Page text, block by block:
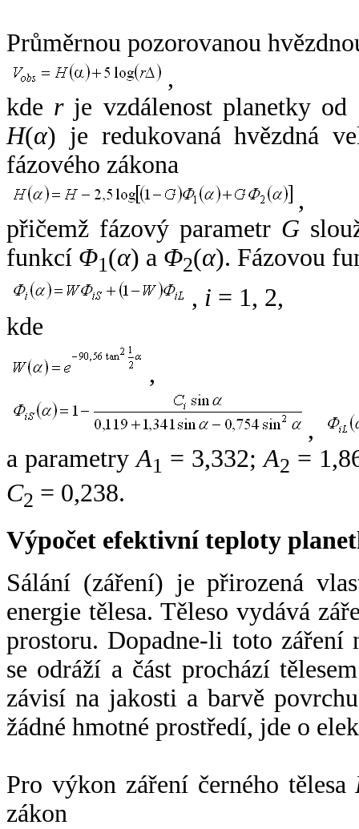
Průměrnou pozorovanou
,
kde rje vzdálenost planetky od
H(α) je redukovaná hvězdná
fázového zákona
,
přičemž fázový parametr G
funkcí Φ1(α) a Φ2(α). Fázovou
, i = 1, 2,
kde
,
,
a parametryA1 = 3,332;A2 =
C2 = 0,238.
Výpočet efektivní teploty
Sálání (záření) je přirozená
energie tělesa. Těleso vydává
prostoru. Dopadne-li toto záření
se odráží a část prochází
závisí na jakosti a barvě
žádné hmotné prostředí, jde o
Pro výkon záření černého tělesa
zákon